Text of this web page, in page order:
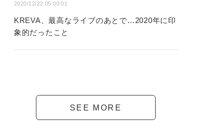
2020/12/22 05:00:01
KREVA、最高なライブのあとで…2020年に印
象的だったこと
SEE MORE